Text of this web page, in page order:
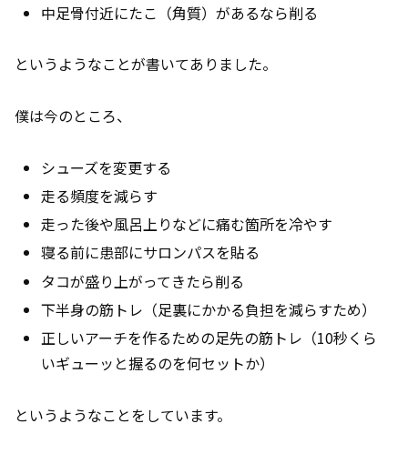
中足骨付近にたこ（角質）があるなら削る
というようなことが書いてありました。
僕は今のところ、
シューズを変更する
走る頻度を減らす
走った後や風呂上りなどに痛む箇所を冷やす
寝る前に患部にサロンパスを貼る
タコが盛り上がってきたら削る
下半身の筋トレ（足裏にかかる負担を減らすため）
正しいアーチを作るための足先の筋トレ（10秒くら
いギューッと握るのを何セットか）
というようなことをしています。